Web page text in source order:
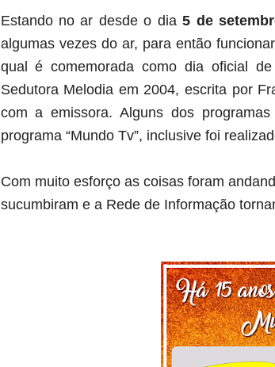
Estando no ar desde o dia5 de
algumas vezes do ar, para então
qual é comemorada como dia oficial
Sedutora Melodia em 2004, escrita por
com a emissora. Alguns dos
programa “Mundo Tv”, inclusive foi
Com muito esforço as coisas foram
sucumbiram e a Rede de Informação